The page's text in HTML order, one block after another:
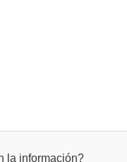
la información?